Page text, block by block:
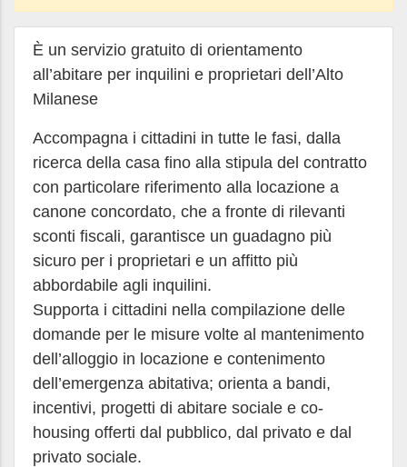
È un servizio gratuito di orientamento
all’abitare per inquilini e proprietari dell’Alto
Milanese
Accompagna i cittadini in tutte le fasi, dalla
ricerca della casa fino alla stipula del contratto
con particolare riferimento alla locazione a
canone concordato, che a fronte di rilevanti
sconti fiscali, garantisce un guadagno più
sicuro per i proprietari e un affitto più
abbordabile agli inquilini.
Supporta i cittadini nella compilazione delle
domande per le misure volte al mantenimento
dell’alloggio in locazione e contenimento
dell’emergenza abitativa; orienta a bandi,
incentivi, progetti di abitare sociale e co-
housing offerti dal pubblico, dal privato e dal
privato sociale.